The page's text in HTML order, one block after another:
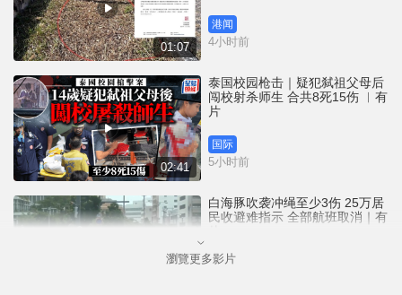
01:07
港闻
4小时前
02:41
泰国校园枪击｜疑犯弑祖父母后
闯校射杀师生 合共8死15伤 ︱有
片
国际
5小时前
白海豚吹袭冲绳至少3伤 25万居
民收避难指示 全部航班取消｜有
国际
瀏覽更多影片